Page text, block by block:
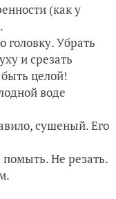
(как у
Убрать
и срезать
целой!
воде
сушеный. Его
помыть. Не резать.